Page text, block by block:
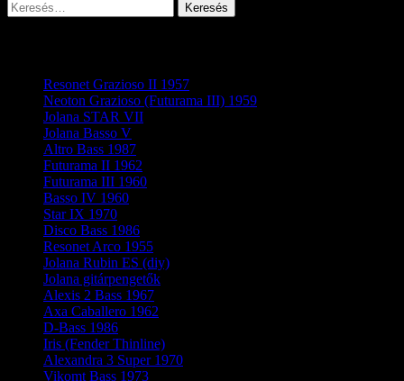
Keresés:
Resonet Grazioso II 1957
Neoton Grazioso (Futurama III) 1959
Jolana STAR VII
Jolana Basso V
Altro Bass 1987
Futurama II 1962
Futurama III 1960
Basso IV 1960
Star IX 1970
Disco Bass 1986
Resonet Arco 1955
Jolana Rubin ES (diy)
Jolana gitárpengetők
Alexis 2 Bass 1967
Axa Caballero 1962
D-Bass 1986
Iris (Fender Thinline)
Alexandra 3 Super 1970
Vikomt Bass 1973